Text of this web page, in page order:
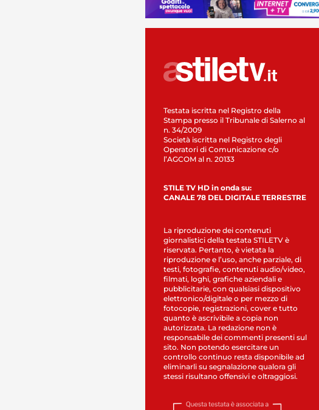
Testata iscritta nel Registro della
Stampa presso il Tribunale di Salerno al
n. 34/2009
Società iscritta nel Registro degli
Operatori di Comunicazione c/o
l’AGCOM al n. 20133
STILE TV HD in onda su:
CANALE 78 DEL DIGITALE TERRESTRE
La riproduzione dei contenuti
giornalistici della testata STILETV è
riservata. Pertanto, è vietata la
riproduzione e l’uso, anche parziale, di
testi, fotografie, contenuti audio/video,
filmati, loghi, grafiche aziendali e
pubblicitarie, con qualsiasi dispositivo
elettronico/digitale o per mezzo di
fotocopie, registrazioni, cover e tutto
quanto è ascrivibile a copia non
autorizzata. La redazione non è
responsabile dei commenti presenti sul
sito. Non potendo esercitare un
controllo continuo resta disponibile ad
eliminarli su segnalazione qualora gli
stessi risultano offensivi e oltraggiosi.